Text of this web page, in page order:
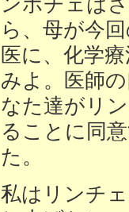
ら、母が今
医に、化学
みよ。医師
なた達がリ
ることに同
た。
私はリンチ